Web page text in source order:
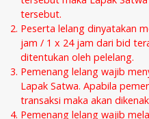
tersebut.
Peserta lelang dinyatakan
jam / 1 x 24 jam dari bid
ditentukan oleh pelelang.
Pemenang lelang wajib
Lapak Satwa. Apabila
transaksi maka akan
Pemenang lelang wajib